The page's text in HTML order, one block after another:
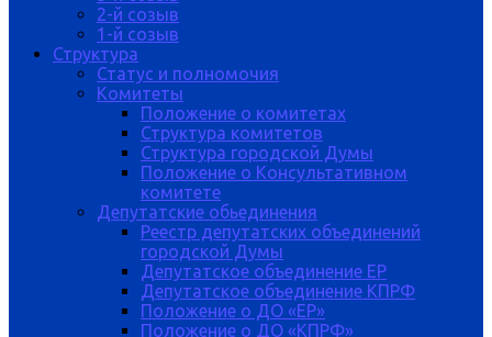
2-й созыв
1-й созыв
Структура
Статус и полномочия
Комитеты
Положение о комитетах
Структура комитетов
Структура городской Думы
Положение о Консультативном
комитете
Депутатские обьединения
Реестр депутатских объединений
городской Думы
Депутатское объединение ЕР
Депутатское объединение КПРФ
Положение о ДО «ЕР»
Положение о ДО «КПРФ»